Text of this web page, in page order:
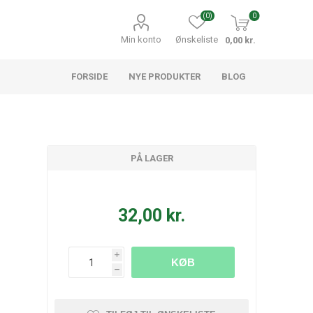
Min konto Ønskeliste
(0) 0
0,00 kr.
FORSIDE NYE PRODUKTER BLOG
PÅ LAGER
32,00 kr.
i
h
KØB